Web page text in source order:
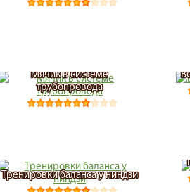
Мячик в системе
трубопровода
Тренировки баланса у ниндзи